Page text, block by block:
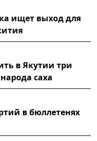
ищет выход для
в Якутии три
саха
в бюллетенях